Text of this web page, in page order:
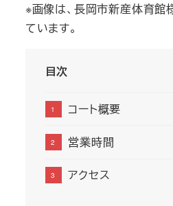
※画像は、長岡市新産体育館
ています。
目次
コート概要
営業時間
アクセス